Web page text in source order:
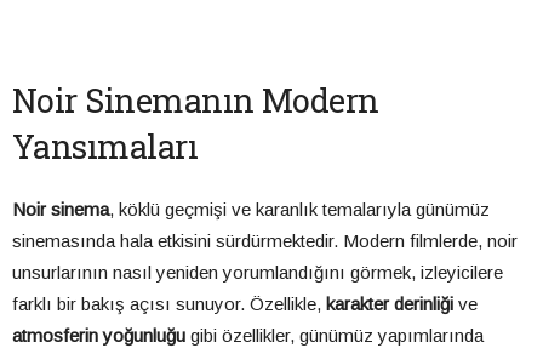
Noir Sinemanın Modern
Yansımaları
Noir sinema, köklü geçmişi ve karanlık temalarıyla günümüz
sinemasında hala etkisini sürdürmektedir. Modern filmlerde, noir
unsurlarının nasıl yeniden yorumlandığını görmek, izleyicilere
farklı bir bakış açısı sunuyor. Özellikle, karakter derinliği ve
atmosferin yoğunluğu gibi özellikler, günümüz yapımlarında